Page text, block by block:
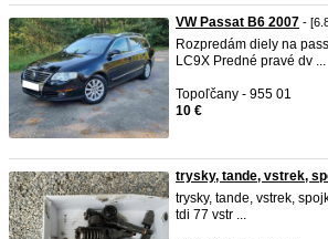
VW Passat B6 2007 -
Rozpredám diely na
LC9X Predné pravé dv ...
Topoľčany - 955 01
10 €
trysky, tande, vstrek,
trysky, tande, vstrek,
tdi 77 vstr ...